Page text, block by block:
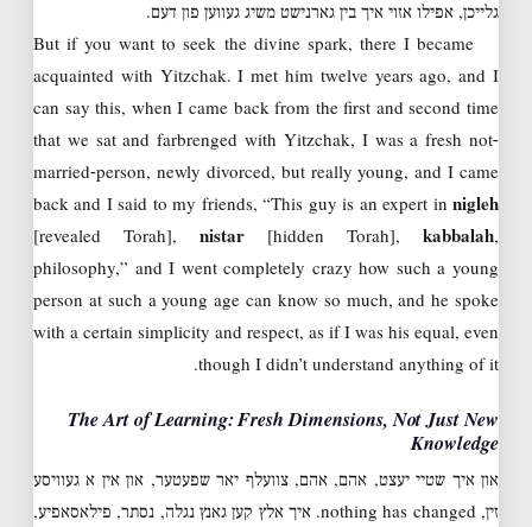
גלייכן, אפילו אזוי איך בין גארנישט משיג געווען פון דעם.
But if you want to seek the divine spark, there I became
acquainted with Yitzchak. I met him twelve years ago, and I
can say this, when I came back from the first and second time
that we sat and farbrenged with Yitzchak, I was a fresh not-
married-person, newly divorced, but really young, and I came
back and I said to my friends, “This guy is an expert in nigleh
[revealed Torah], nistar [hidden Torah], kabbalah,
philosophy,” and I went completely crazy how such a young
person at such a young age can know so much, and he spoke
with a certain simplicity and respect, as if I was his equal, even
though I didn’t understand anything of it.
The Art of Learning: Fresh Dimensions, Not Just New
Knowledge
און איך שטיי יעצט, אהם, אהם, צוועלף יאר שפעטער, און אין א געוויסע
זין, nothing has changed. איך אלץ קען גאנץ נגלה, נסתר, פילאסאפיע,